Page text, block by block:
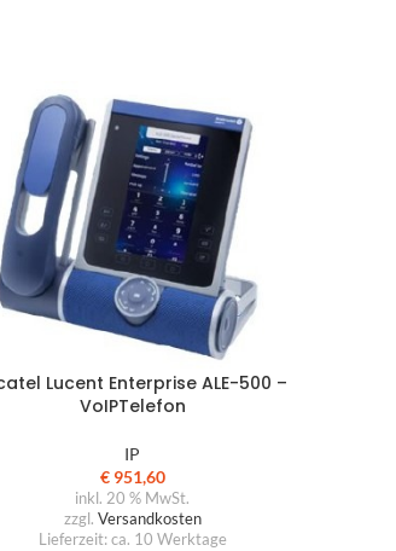
Lucent Enterprise ALE-500 –
VoIPTelefon
IP
€951,60
inkl. 20 % MwSt.
zzgl. Versandkosten
Lieferzeit: ca. 10 Werktage